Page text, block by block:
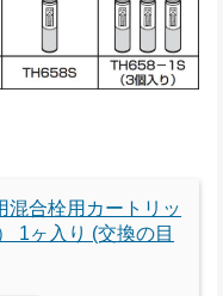
混合栓用カートリッ
1ヶ入り (交換の目